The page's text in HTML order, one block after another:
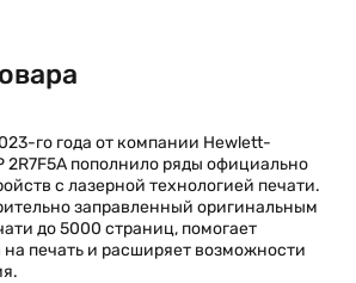
го года от компании Hewlett-
пополнило ряды официально
с лазерной технологией печати.
заправленный оригинальным
до 5000 страниц, помогает
на печать и расширяет возможности